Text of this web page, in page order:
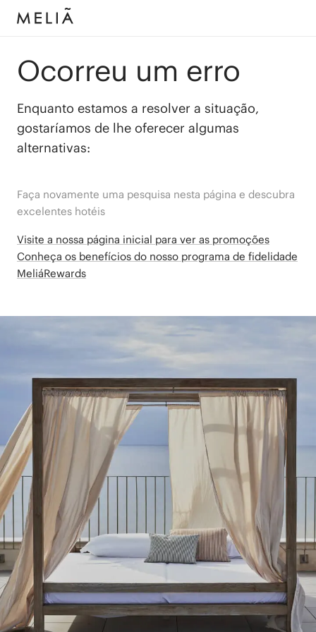
Ocorreu um erro
Enquanto estamos a resolver a situação,
gostaríamos de lhe oferecer algumas
alternativas:
Faça novamente uma pesquisa nesta página e descubra
excelentes hotéis
Visite a nossa página inicial para ver as promoções
Conheça os benefícios do nosso programa de fidelidade
MeliáRewards